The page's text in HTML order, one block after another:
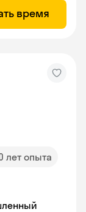
время
лет опыта